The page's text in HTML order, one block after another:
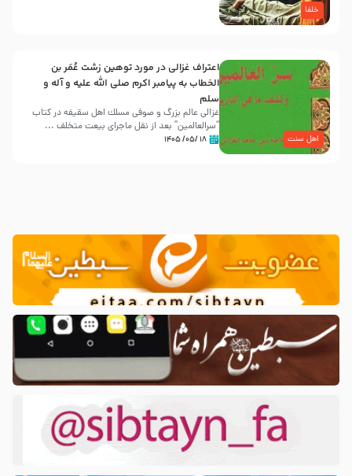
خلفا
اهل سنت
اعتراف غزالی در مورد توهین زشت عُمَر بن
الخطاب به پیامبر اکرم صلی الله علیه و آله و
سلم
غزالی عالم بزرگ و صوفی مسلك اهل سقيفه در کتاب
“سرالعالمین” بعد از نقل ماجرای بیعت متخلف ...
۱۸ /۰۵/ ۱۴۰۵